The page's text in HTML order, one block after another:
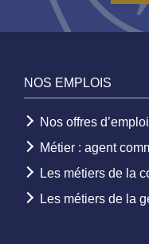
NOS EMPLOIS
Nos offres d’emploi
Métier : agent
Les métiers de la
Les métiers de la